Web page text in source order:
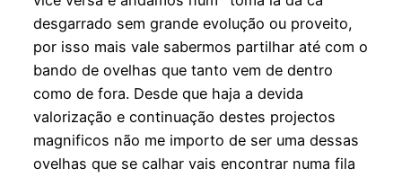
desgarrado sem grande evolução ou proveito,
por isso mais vale sabermos partilhar até com o
bando de ovelhas que tanto vem de dentro
como de fora. Desde que haja a devida
valorização e continuação destes projectos
magnificos não me importo de ser uma dessas
ovelhas que se calhar vais encontrar numa fila